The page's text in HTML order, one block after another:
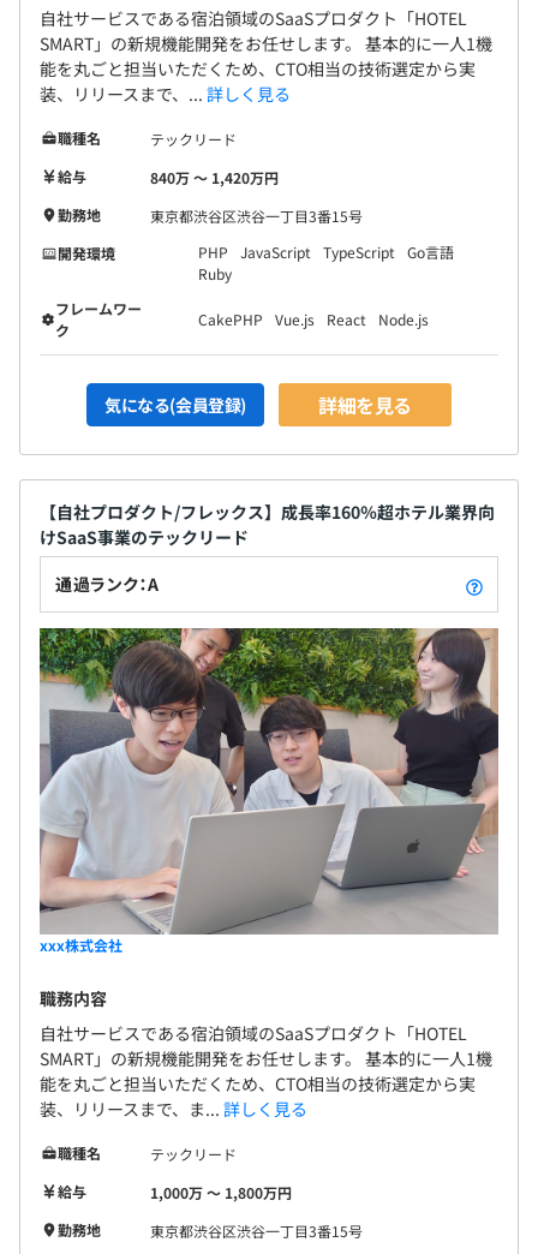
事業部一丸となりHOTEL SMARTを業界No.1とすべく開発
を進めています。
エンジニアの評価は直上長であり日常的に業務を共に遂行
するCTOが行います。
個人の成長を目的とし、ミッショングレード方式と能力等
級方式2つを組み合わせて、役割と能力の掛け合わせで評
価する人事評価制度が整備されています。
3か月に一回、個別面談で目標のすり合わせを行い、半年
ごとに成果によって評価します。
開発チームはフルスタックエンジニア5名、デザイナー2
1988年生まれ神奈川県出身。東京工業大学大学院分子生
命科学科卒業。
インターンを経て2013年4月、株式会社ブレイン・ラボに
新卒入社。
入社１年目から人材業界最大手の顧客への導入プロジェク
トを担当、修羅場を経験するが見事プロジェクトを成功さ
せる。インフラからフロントエンドまで何でも扱うフルス
タックエンジニアとして活躍。
2014年7月より、同社システム『CareerPlus2』のクラウ
ド化プロジェクトを一手に担い、AWS上にサービスを移
xxx株式会社ではすべての自社プロダクトの立ち上げに携
わり、現在最高技術責任者を務める。
自社サービスである宿泊領域のSaaSプロダクト「HOTEL
SMART」の新規機能開発をお任せします。 基本的に一人1機
能を丸ごと担当いただくため、CTO相当の技術選定から実
装、リリースまで、... 詳しく見る
職種名
テックリード
給与
840万 〜 1,420万円
勤務地
東京都渋谷区渋谷一丁目3番15号
開発環境
PHP JavaScript TypeScript
Go言語
Ruby
フレームワー
ク
CakePHP Vue.js React Node.js
気になる(会員登録) 詳細を見る
【自社プロダクト/フレックス】成長率160％超ホテル業界向
けSaaS事業のテックリード
通過ランク：A
xxx株式会社
職務内容
自社サービスである宿泊領域のSaaSプロダクト「HOTEL
SMART」の新規機能開発をお任せします。 基本的に一人1機
能を丸ごと担当いただくため、CTO相当の技術選定から実
装、リリースまで、ま... 詳しく見る
職種名
テックリード
給与
1,000万 〜 1,800万円
勤務地
東京都渋谷区渋谷一丁目3番15号